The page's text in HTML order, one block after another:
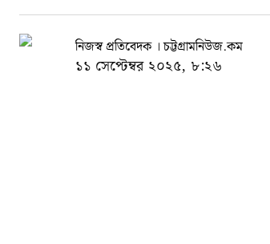
নিজস্ব প্রতিবেদক । চট্টগ্রামনিউজ.কম
১১ সেপ্টেম্বর ২০২৫, ৮:২৬